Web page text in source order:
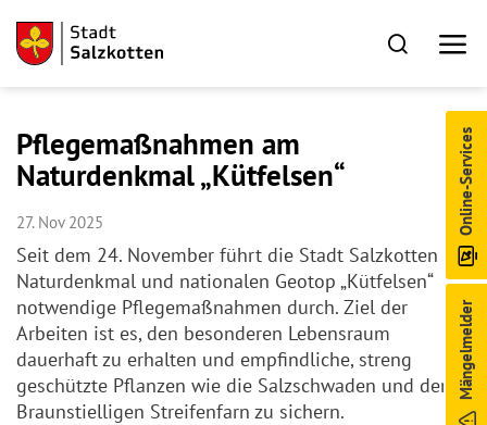
Mängelmelder
Online-Services
Pflegemaßnahmen am
Naturdenkmal „Kütfelsen“
27. Nov 2025
Seit dem 24. November führt die Stadt Salzkotten am
Naturdenkmal und nationalen Geotop „Kütfelsen“
notwendige Pflegemaßnahmen durch. Ziel der
Arbeiten ist es, den besonderen Lebensraum
dauerhaft zu erhalten und empfindliche, streng
geschützte Pflanzen wie die Salzschwaden und den
Braunstielligen Streifenfarn zu sichern.